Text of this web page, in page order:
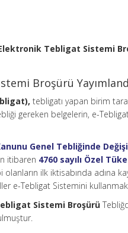
Tebligat Sistemi
Broşürü
tebligatı yapan birim
gereken belgelerin, e-
Genel Tebliğinde
itibaren 4760 sayılı Özel
ilk iktisabında adına
e-Tebligat Sistemini
Sistemi Broşürü